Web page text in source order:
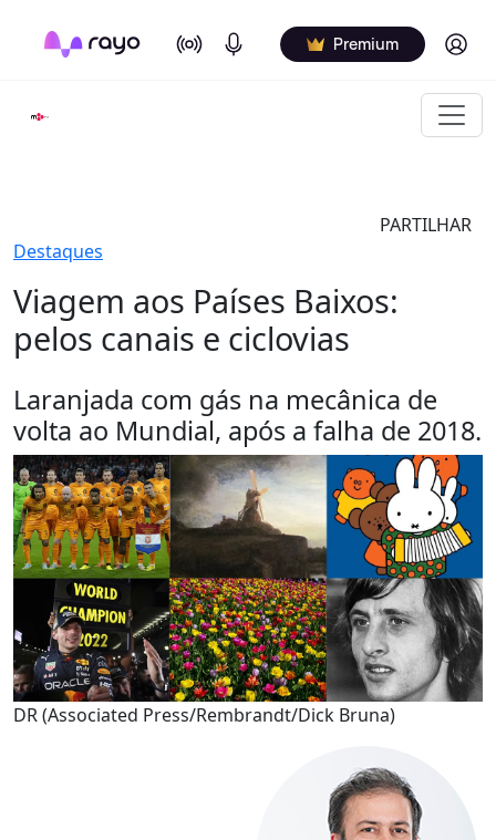
On Air Podcasts Premium Log in
PARTILHAR
Destaques
Viagem aos Países Baixos:
pelos canais e ciclovias
Laranjada com gás na mecânica de
volta ao Mundial, após a falha de 2018.
DR (Associated Press/Rembrandt/Dick Bruna)